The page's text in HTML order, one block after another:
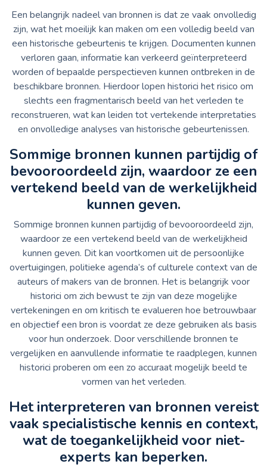
Een belangrijk nadeel van bronnen is dat ze vaak onvolledig
zijn, wat het moeilijk kan maken om een volledig beeld van
een historische gebeurtenis te krijgen. Documenten kunnen
verloren gaan, informatie kan verkeerd geïnterpreteerd
worden of bepaalde perspectieven kunnen ontbreken in de
beschikbare bronnen. Hierdoor lopen historici het risico om
slechts een fragmentarisch beeld van het verleden te
reconstrueren, wat kan leiden tot vertekende interpretaties
en onvolledige analyses van historische gebeurtenissen.
Sommige bronnen kunnen partijdig of
bevooroordeeld zijn, waardoor ze een
vertekend beeld van de werkelijkheid
kunnen geven.
Sommige bronnen kunnen partijdig of bevooroordeeld zijn,
waardoor ze een vertekend beeld van de werkelijkheid
kunnen geven. Dit kan voortkomen uit de persoonlijke
overtuigingen, politieke agenda’s of culturele context van de
auteurs of makers van de bronnen. Het is belangrijk voor
historici om zich bewust te zijn van deze mogelijke
vertekeningen en om kritisch te evalueren hoe betrouwbaar
en objectief een bron is voordat ze deze gebruiken als basis
voor hun onderzoek. Door verschillende bronnen te
vergelijken en aanvullende informatie te raadplegen, kunnen
historici proberen om een zo accuraat mogelijk beeld te
vormen van het verleden.
Het interpreteren van bronnen vereist
vaak specialistische kennis en context,
wat de toegankelijkheid voor niet-
experts kan beperken.